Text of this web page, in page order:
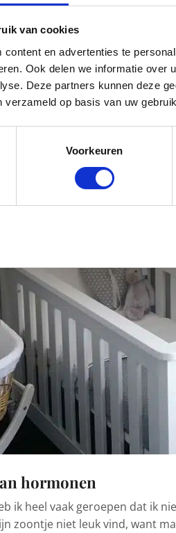
van cookies
content en advertenties te
Ook delen we informatie
Deze partners kunnen deze
verzameld op basis van uw
Voorkeuren
hormonen
ik heel vaak geroepen dat ik
zoontje niet leuk vind, want